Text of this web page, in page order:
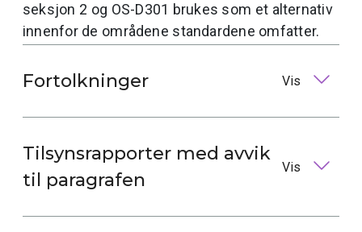
seksjon 2 og OS-D301 brukes som et alternativ
innenfor de områdene standardene omfatter.
Fortolkninger Vis
Tilsynsrapporter med avvik
til paragrafen
Vis